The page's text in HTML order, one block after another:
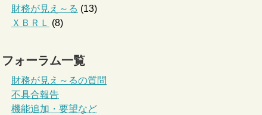
財務が見え～る (13)
ＸＢＲＬ (8)
フォーラム一覧
財務が見え～るの質問
不具合報告
機能追加・要望など